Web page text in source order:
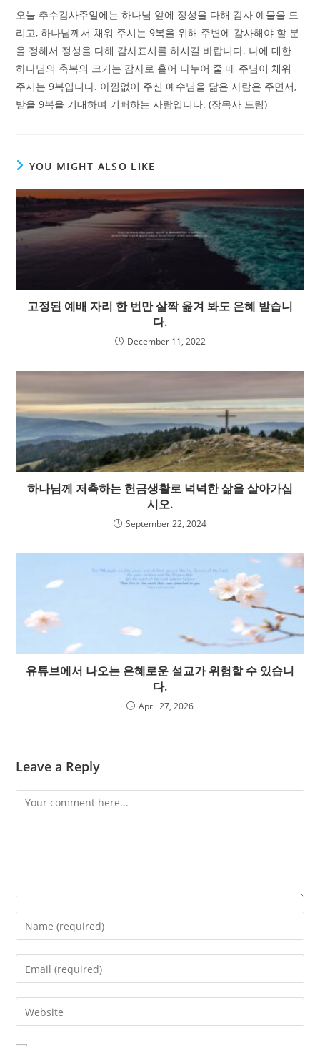
오늘 추수감사주일에는 하나님 앞에 정성을 다해 감사 예물을 드
리고, 하나님께서 채워 주시는 9복을 위해 주변에 감사해야 할 분
을 정해서 정성을 다해 감사표시를 하시길 바랍니다. 나에 대한
하나님의 축복의 크기는 감사로 흩어 나누어 줄 때 주님이 채워
주시는 9복입니다. 아낌없이 주신 예수님을 닮은 사람은 주면서,
받을 9복을 기대하며 기뻐하는 사람입니다. (장목사 드림)
YOU MIGHT ALSO LIKE
고정된 예배 자리 한 번만 살짝 옮겨 봐도 은혜 받습니
다.
December 11, 2022
하나님께 저축하는 헌금생활로 넉넉한 삶을 살아가십
시오.
September 22, 2024
유튜브에서 나오는 은혜로운 설교가 위험할 수 있습니
다.
April 27, 2026
Leave a Reply
Comment
Enter
your
name
comment
Enter
your
email
address
Enter
your
website